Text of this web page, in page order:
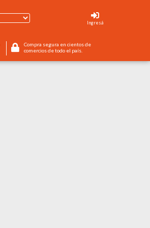
Ingresá
Compra segura en cientos de
comercios de todo el país.